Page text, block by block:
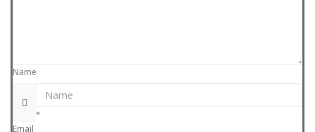
Name
Email